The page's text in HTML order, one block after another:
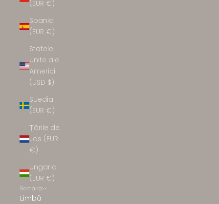
(EUR €)
Spania
(EUR €)
Statele
Unite ale
Americii
(USD $)
Suedia
(EUR €)
Țările de
Jos (EUR
€)
Ungaria
(EUR €)
Română
Limbă